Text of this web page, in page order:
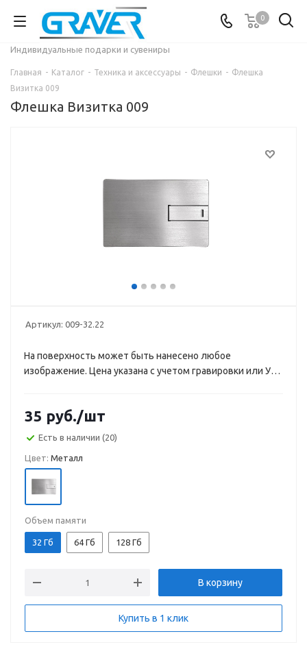
0
Индивидуальные подарки и сувениры
Главная - Каталог - Техника и аксессуары - Флешки - Флешка
Визитка 009
Флешка Визитка 009
Артикул: 009-32.22
На поверхность может быть нанесено любое
изображение. Цена указана с учетом гравировки или УФ-
35 руб./шт
Есть в наличии (20)
Цвет: Металл
Объем памяти
32 Гб 64 Гб 128 Гб
В корзину
Купить в 1 клик